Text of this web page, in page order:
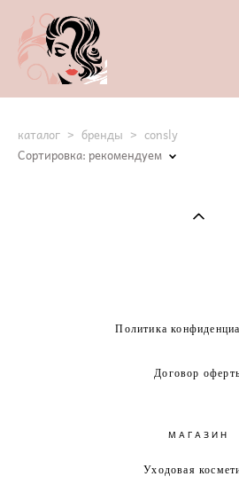
каталог > бренды > consly
Сортировка:рекомендуем
Политика
Договор
МАГАЗИН
Уходовая